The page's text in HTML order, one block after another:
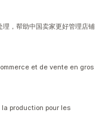
，帮助中国卖家更好管理店铺
et de vente en gros
production pour les